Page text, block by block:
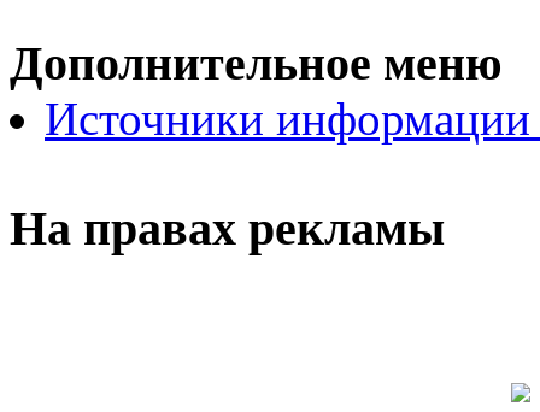
Дополнительное меню
Источники
На правах рекламы